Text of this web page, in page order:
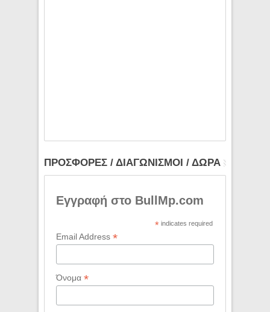
ΠΡΟΣΦΟΡΕΣ / ΔΙΑΓΩΝΙΣΜΟΙ / ΔΩΡΑ
Εγγραφή στο BullMp.com
*indicates required
Email Address *
Όνομα *